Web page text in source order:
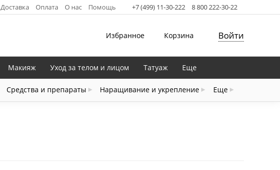
Доставка Оплата О нас Помощь +7 (499) 11-30-222 8 800 222-30-22
Избранное Корзина Войти
Средства и препараты Наращивание и укрепление Еще
Макияж Уход за телом и лицом Татуаж Еще